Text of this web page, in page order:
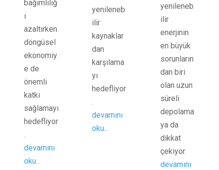
bağımlılığ
ı
azaltırken
döngüsel
ekonomiy
e de
önemli
katkı
sağlamayı
hedefliyor
.
devamını
oku...
yenileneb
ilir
kaynaklar
dan
karşılama
yı
hedefliyor
.
devamını
oku...
yenileneb
ilir
enerjinin
en büyük
sorunların
dan biri
olan uzun
süreli
depolama
ya da
dikkat
çekiyor.
devamını